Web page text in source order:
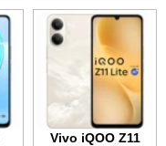
Vivo iQOO Z11